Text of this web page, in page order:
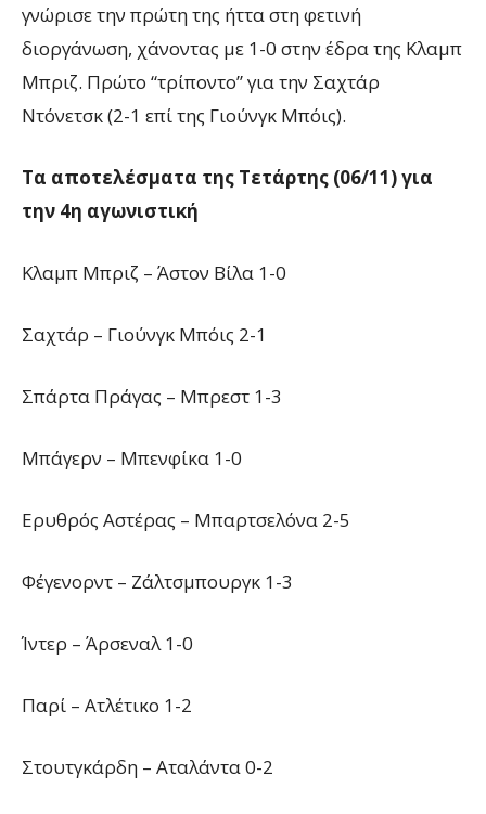
γνώρισε την πρώτη της ήττα στη φετινή
διοργάνωση, χάνοντας με 1-0 στην έδρα της Κλαμπ
Μπριζ. Πρώτο “τρίποντο” για την Σαχτάρ
Ντόνετσκ (2-1 επί της Γιούνγκ Μπόις).
Τα αποτελέσματα της Τετάρτης (06/11) για
την 4η αγωνιστική
Κλαμπ Μπριζ – Άστον Βίλα 1-0
Σαχτάρ – Γιούνγκ Μπόις 2-1
Σπάρτα Πράγας – Μπρεστ 1-3
Μπάγερν – Μπενφίκα 1-0
Ερυθρός Αστέρας – Μπαρτσελόνα 2-5
Φέγενορντ – Ζάλτσμπουργκ 1-3
Ίντερ – Άρσεναλ 1-0
Παρί – Ατλέτικο 1-2
Στουτγκάρδη – Αταλάντα 0-2